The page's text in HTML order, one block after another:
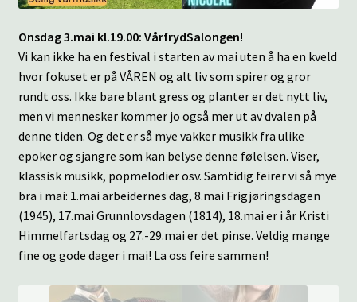
Onsdag 3.mai kl.19.00: VårfrydSalongen!
Vi kan ikke ha en festival i starten av mai uten å ha en kveld
hvor fokuset er på VÅREN og alt liv som spirer og gror
rundt oss. Ikke bare blant gress og planter er det nytt liv,
men vi mennesker kommer jo også mer ut av dvalen på
denne tiden. Og det er så mye vakker musikk fra ulike
epoker og sjangre som kan belyse denne følelsen. Viser,
klassisk musikk, popmelodier osv. Samtidig feirer vi så mye
bra i mai: 1.mai arbeidernes dag, 8.mai Frigjøringsdagen
(1945), 17.mai Grunnlovsdagen (1814), 18.mai er i år Kristi
Himmelfartsdag og 27.-29.mai er det pinse. Veldig mange
fine og gode dager i mai! La oss feire sammen!